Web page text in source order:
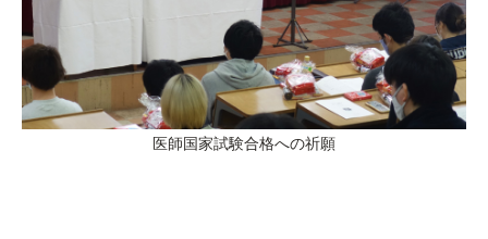
医師国家試験合格への祈願